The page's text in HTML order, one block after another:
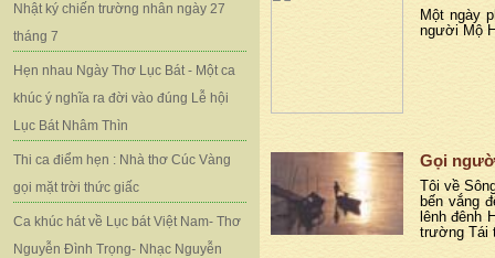
Nhật ký chiến trường nhân ngày 27
tháng 7
Hẹn nhau Ngày Thơ Lục Bát - Một ca
khúc ý nghĩa ra đời vào đúng Lễ hội
Lục Bát Nhâm Thìn
Thi ca điểm hẹn : Nhà thơ Cúc Vàng
gọi mặt trời thức giấc
Ca khúc hát về Lục bát Việt Nam- Thơ
Nguyễn Đình Trọng- Nhạc Nguyễn
Một ngày
người Mộ
Gọi
Tôi về
bến vắng
lênh đênh
trường Tái